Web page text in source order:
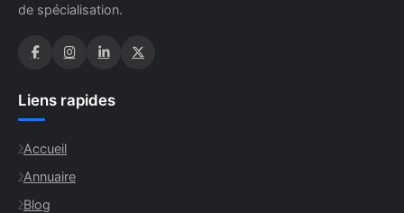
de spécialisation.
Liens rapides
Accueil
Annuaire
Blog